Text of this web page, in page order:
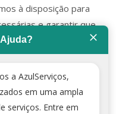
à disposição para
e garantir que
esteja protegida de
a AzulServiços,
em uma ampla
serviços. Entre em